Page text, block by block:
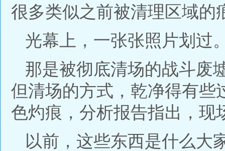
很多类似之前被清理区域的
光幕上，一张张照片划过
那是被彻底清场的战斗废
但清场的方式，乾净得有些
色灼痕，分析报告指出，现
以前，这些东西是什么大